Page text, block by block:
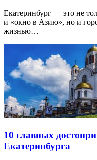
Екатеринбург — это не
и «окно в Азию», но и
жизнью…
10 главных
Екатеринбурга